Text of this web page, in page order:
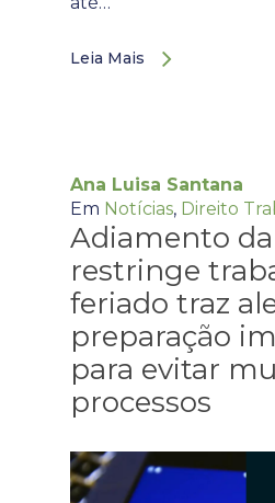
Leia Mais
Ana Luisa Santana
Em Notícias, Direito
Adiamento
restringe
feriado traz
preparação
para evitar
processos